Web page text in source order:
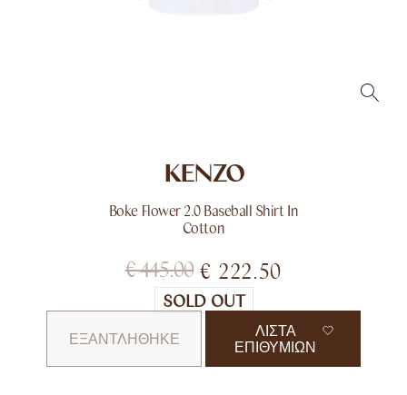
KENZO
Boke Flower 2.0 Baseball Shirt In
Cotton
€445.00 € 222.50
SOLD OUT
ΕΞΑΝΤΛΉΘΗΚΕ
ΛΊΣΤΑ
ΕΠΙΘΥΜΙΏΝ